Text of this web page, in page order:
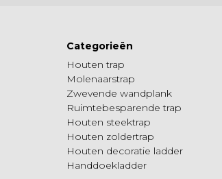
Categorieën
Houten trap
Molenaarstrap
Zwevende wandplank
Ruimtebesparende trap
Houten steektrap
Houten zoldertrap
Houten decoratie ladder
Handdoekladder